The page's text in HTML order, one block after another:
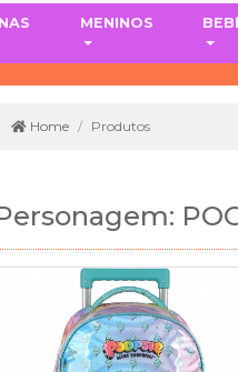
MENINOS
Home Produtos